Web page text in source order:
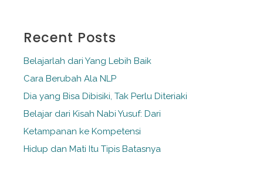
Recent Posts
Belajarlah dari Yang Lebih Baik
Cara Berubah Ala NLP
Dia yang Bisa Dibisiki, Tak Perlu Diteriaki
Belajar dari Kisah Nabi Yusuf: Dari
Ketampanan ke Kompetensi
Hidup dan Mati Itu Tipis Batasnya